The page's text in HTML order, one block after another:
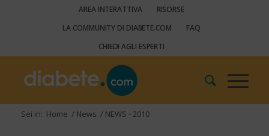
AREA INTERATTIVA
RISORSE
LA COMMUNITY DI DIABETE.COM
FAQ
CHIEDI AGLI ESPERTI
Sei in: Home / News / NEWS - 2010